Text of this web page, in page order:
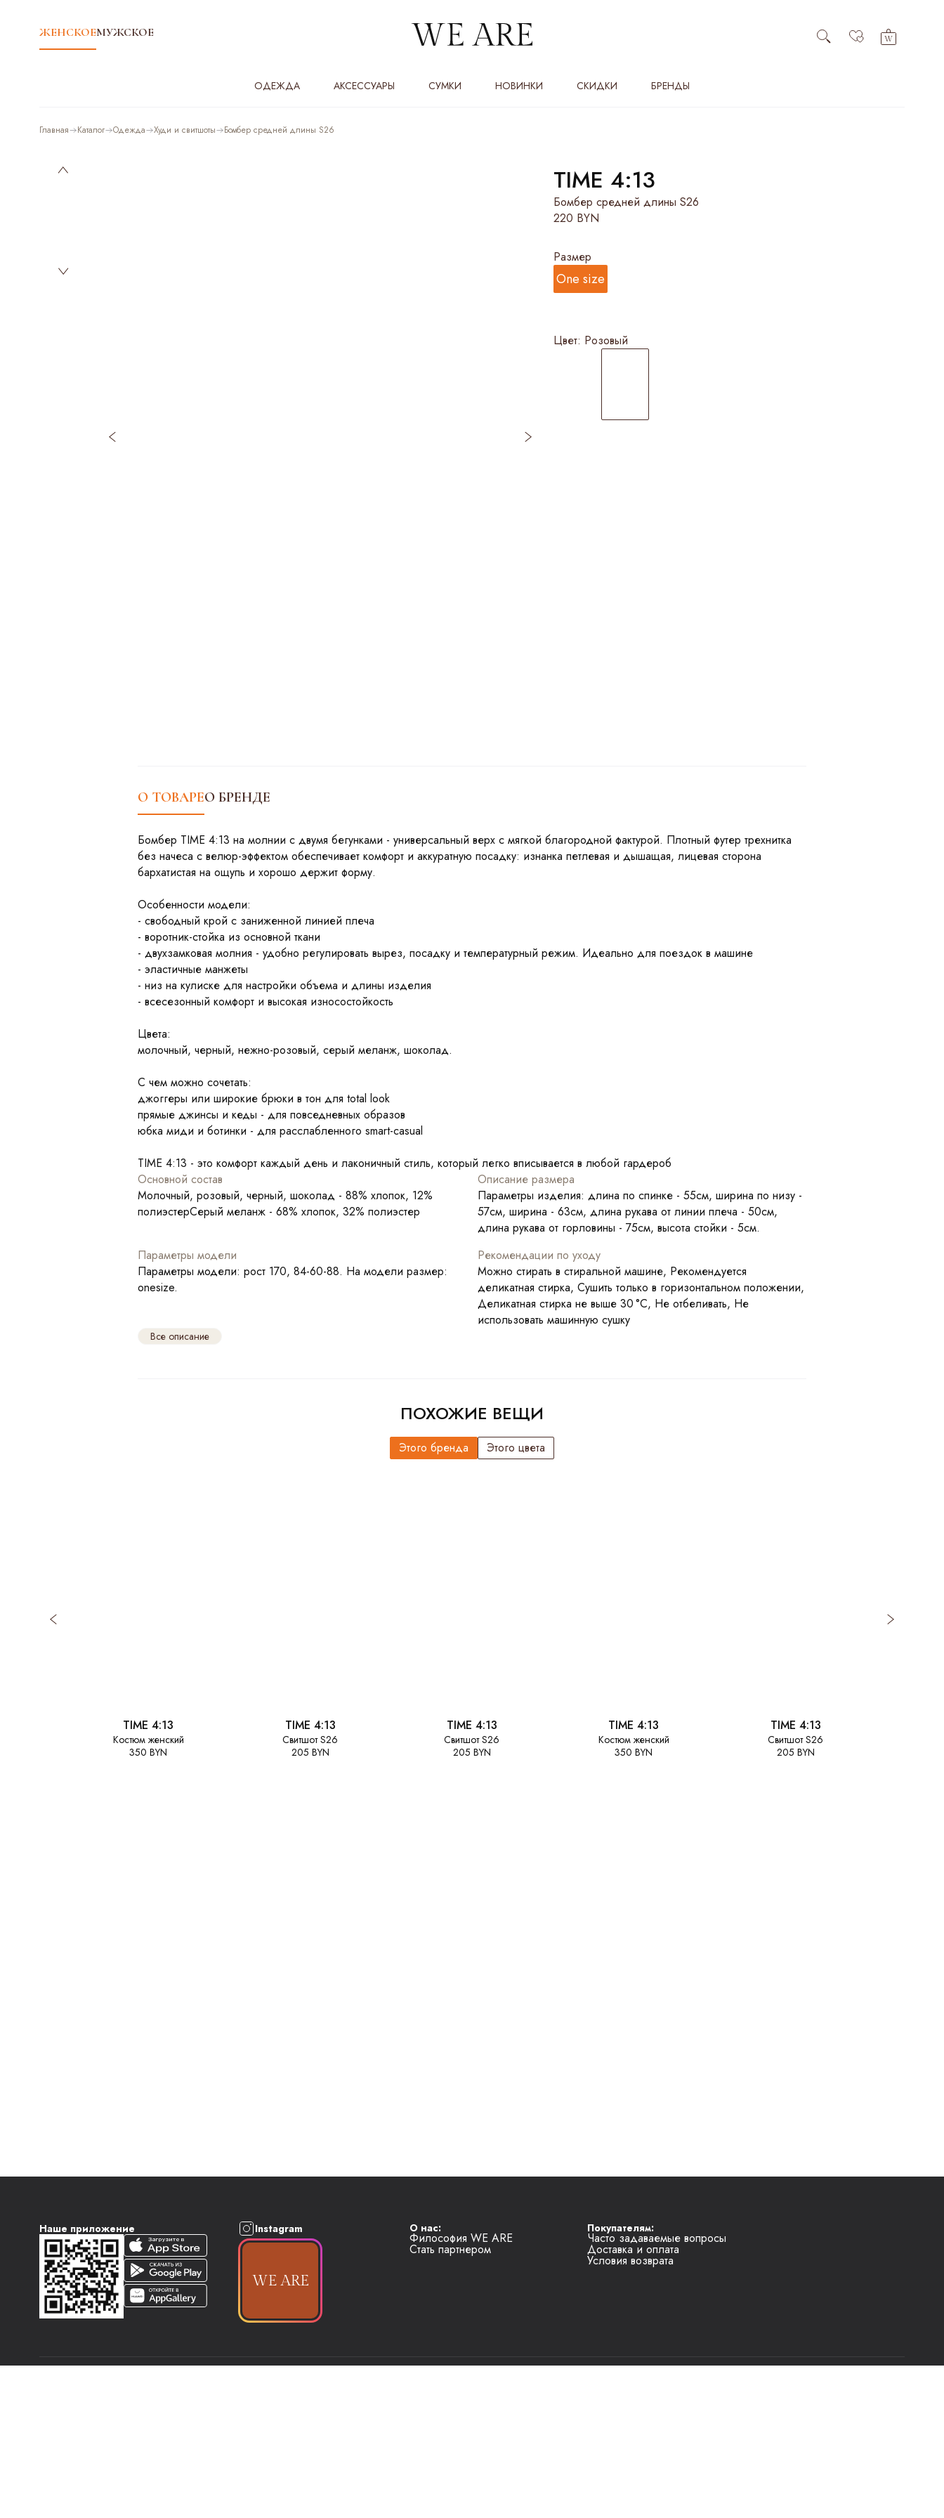
ЖЕНСКОЕМУЖСКОЕ
ОДЕЖДА АКСЕССУАРЫ СУМКИ НОВИНКИ СКИДКИ БРЕНДЫ
Главная Каталог Одежда Худи и свитшоты Бомбер средней длины S26
TIME 4:13
Бомбер средней длины S26
220 BYN
Размер
One size
Цвет: Розовый
О ТОВАРЕО БРЕНДЕ
Бомбер TIME 4:13 на молнии с двумя бегунками - универсальный верх с мягкой благородной фактурой. Плотный футер трехнитка
без начеса с велюр-эффектом обеспечивает комфорт и аккуратную посадку: изнанка петлевая и дышащая, лицевая сторона
бархатистая на ощупь и хорошо держит форму.
Особенности модели:
- свободный крой с заниженной линией плеча
- воротник-стойка из основной ткани
- двухзамковая молния - удобно регулировать вырез, посадку и температурный режим. Идеально для поездок в машине
- эластичные манжеты
- низ на кулиске для настройки объема и длины изделия
- всесезонный комфорт и высокая износостойкость
Цвета:
молочный, черный, нежно-розовый, серый меланж, шоколад.
С чем можно сочетать:
джоггеры или широкие брюки в тон для total look
прямые джинсы и кеды - для повседневных образов
юбка миди и ботинки - для расслабленного smart-casual
TIME 4:13 - это комфорт каждый день и лаконичный стиль, который легко вписывается в любой гардероб
Основной состав
Молочный, розовый, черный, шоколад - 88% хлопок, 12%
полиэстерСерый меланж - 68% хлопок, 32% полиэстер
Описание размера
Параметры изделия: длина по спинке - 55см, ширина по низу -
57см, ширина - 63см, длина рукава от линии плеча - 50см,
длина рукава от горловины - 75см, высота стойки - 5см.
Параметры модели
Параметры модели: рост 170, 84-60-88. На модели размер:
onesize.
Рекомендации по уходу
Можно стирать в стиральной машине, Рекомендуется
деликатная стирка, Сушить только в горизонтальном положении,
Деликатная стирка не выше 30 °C, Не отбеливать, Не
использовать машинную сушку
Все описание
ПОХОЖИЕ ВЕЩИ
Этого бренда Этого цвета
TIME 4:13
Костюм женский
350 BYN
TIME 4:13
Свитшот S26
205 BYN
TIME 4:13
Свитшот S26
205 BYN
TIME 4:13
Костюм женский
350 BYN
TIME 4:13
Свитшот S26
205 BYN
Наше приложение Instagram О нас:
Философия WE ARE
Стать партнером
Покупателям:
Часто задаваемые вопросы
Доставка и оплата
Условия возврата